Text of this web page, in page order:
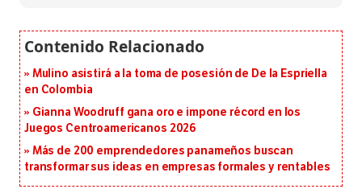
Mulino asistirá a la toma de posesión de De la Espriella
en Colombia
Gianna Woodruff gana oro e impone récord en los
Juegos Centroamericanos 2026
Más de 200 emprendedores panameños buscan
transformar sus ideas en empresas formales y rentables